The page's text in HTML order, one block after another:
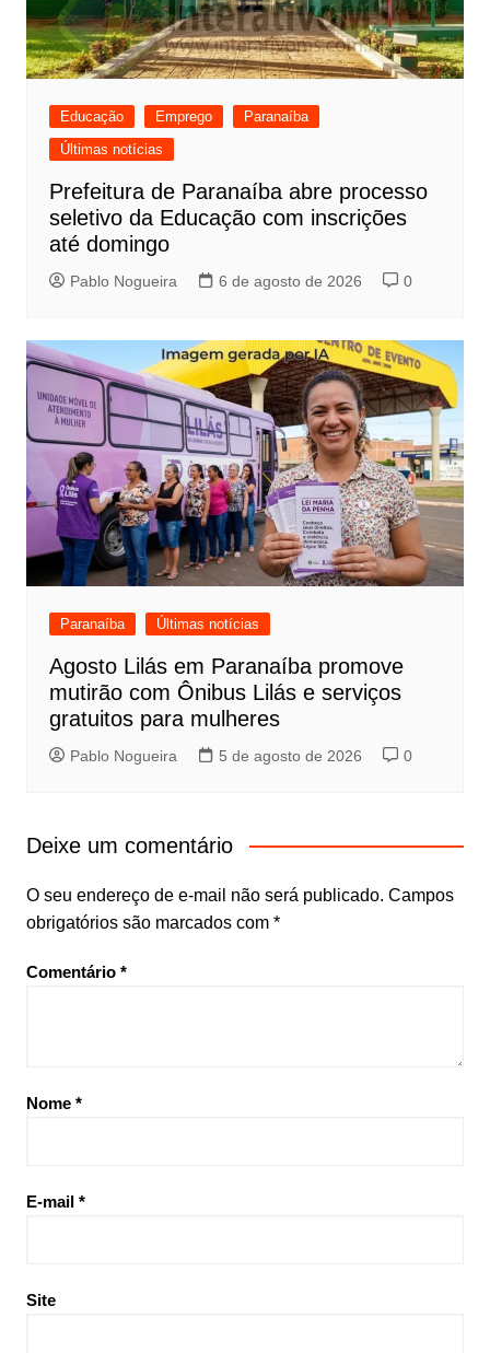
Educação Emprego
Paranaíba
Últimas notícias
Prefeitura de Paranaíba abre processo
seletivo da Educação com inscrições
até domingo
Pablo Nogueira 6 de agosto de 2026 0
Paranaíba Últimas notícias
Agosto Lilás em Paranaíba promove
mutirão com Ônibus Lilás e serviços
gratuitos para mulheres
Pablo Nogueira 5 de agosto de 2026 0
Deixe um comentário
O seu endereço de e-mail não será publicado. Campos
obrigatórios são marcados com *
Comentário *
Nome *
E-mail *
Site